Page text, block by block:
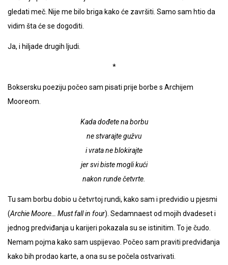
gledati meč. Nije me bilo briga kako će završiti. Samo sam htio da
vidim šta će se dogoditi.
Ja, i hiljade drugih ljudi.
*
Boksersku poeziju počeo sam pisati prije borbe s Archijem
Mooreom.
Kada dođete na borbu
ne stvarajte gužvu
i vrata ne blokirajte
jer svi biste mogli kući
nakon runde četvrte.
Tu sam borbu dobio u četvrtoj rundi, kako sam i predvidio u pjesmi
(Archie Moore… Must fall in four). Sedamnaest od mojih dvadeset i
jednog predviđanja u karijeri pokazala su se istinitim. To je čudo.
Nemam pojma kako sam uspijevao. Počeo sam praviti predviđanja
kako bih prodao karte, a ona su se počela ostvarivati.